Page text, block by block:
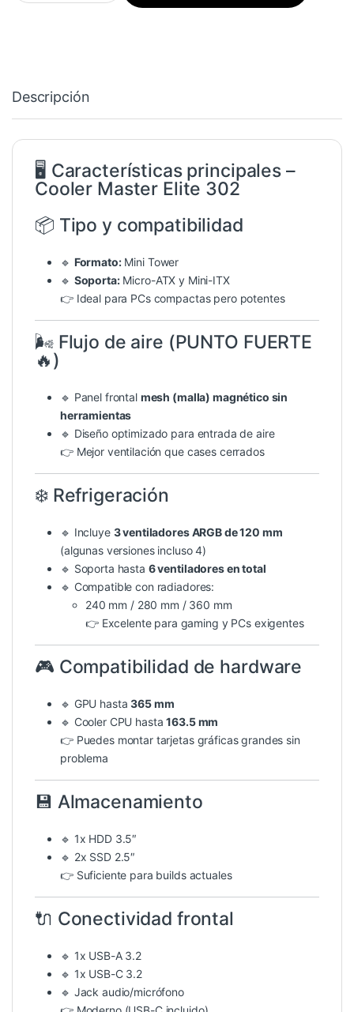
Descripción
🖥️ Características principales –
Cooler Master Elite 302
📦 Tipo y compatibilidad
🔹 Formato:Mini Tower
🔹 Soporta:Micro-ATX y Mini-ITX
👉 Ideal para PCs compactas pero potentes
🌬️ Flujo de aire (PUNTO FUERTE
🔥)
🔹 Panel frontal mesh (malla) magnético sin
herramientas
🔹 Diseño optimizado para entrada de aire
👉 Mejor ventilación que cases cerrados
❄️ Refrigeración
🔹 Incluye 3 ventiladores ARGB de 120 mm
(algunas versiones incluso 4)
🔹 Soporta hasta 6 ventiladores en total
🔹 Compatible con radiadores:
240 mm / 280 mm / 360 mm
👉 Excelente para gaming y PCs exigentes
🎮 Compatibilidad de hardware
🔹 GPU hasta365 mm
🔹 Cooler CPU hasta163.5 mm
👉 Puedes montar tarjetas gráficas grandes sin
problema
💾 Almacenamiento
🔹 1x HDD 3.5″
🔹 2x SSD 2.5″
👉 Suficiente para builds actuales
🔌 Conectividad frontal
🔹 1x USB-A 3.2
🔹 1x USB-C 3.2
🔹 Jack audio/micrófono